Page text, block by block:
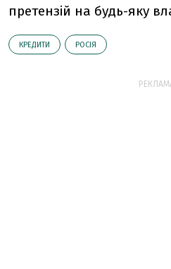
претензій на будь-яку
КРЕДИТИ РОСІЯ